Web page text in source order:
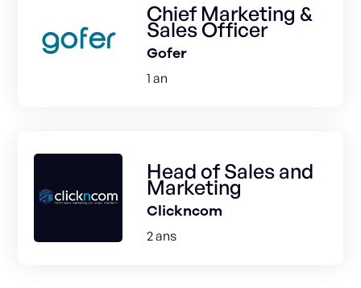
Chief Marketing &
Sales Officer
Gofer
1 an
Head of Sales and
Marketing
Clickncom
2 ans